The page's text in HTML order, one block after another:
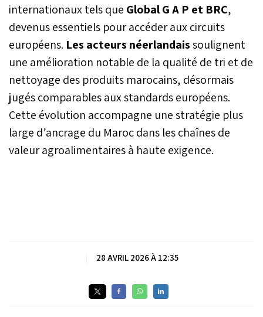
internationaux tels que Global G A P et BRC,
devenus essentiels pour accéder aux circuits
européens. Les acteurs néerlandaissoulignent
une amélioration notable de la qualité de tri et de
nettoyage des produits marocains, désormais
jugés comparables aux standards européens.
Cette évolution accompagne une stratégie plus
large d’ancrage du Maroc dans les chaînes de
valeur agroalimentaires à haute exigence.
28 AVRIL 2026 À 12:35